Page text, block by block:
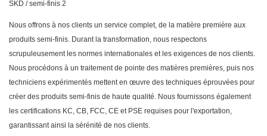
Nous offrons à nos clients un service complet, de la matière première aux
produits semi-finis. Durant la transformation, nous respectons
scrupuleusement les normes internationales et les exigences de nos clients.
Nous procédons à un traitement de pointe des matières premières, puis nos
techniciens expérimentés mettent en œuvre des techniques éprouvées pour
créer des produits semi-finis de haute qualité. Nous fournissons également
les certifications KC, CB, FCC, CE et PSE requises pour l'exportation,
garantissant ainsi la sérénité de nos clients.